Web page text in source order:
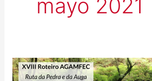
mayo 2021
XVIII
ROTEIRO